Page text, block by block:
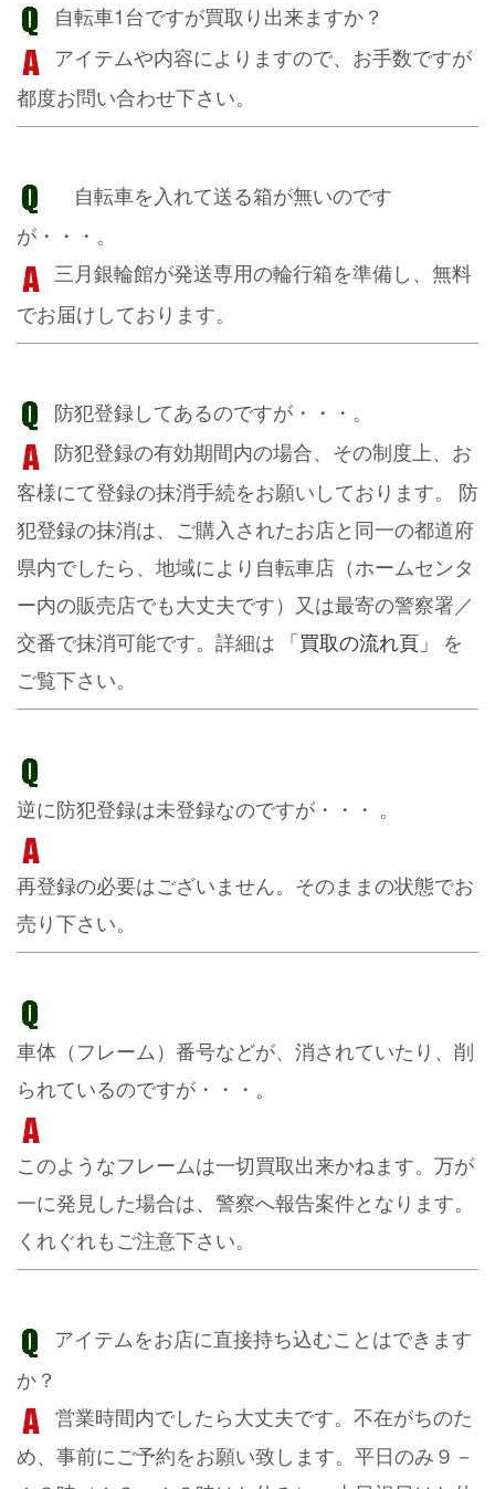
自転車1台ですが買取り出来ますか？
アイテムや内容によりますので、お手数ですが
都度お問い合わせ下さい。
自転車を入れて送る箱が無いのです
が・・・。
三月銀輪館が発送専用の輪行箱を準備し、無料
でお届けしております。
防犯登録してあるのですが・・・。
防犯登録の有効期間内の場合、その制度上、お
客様にて登録の抹消手続をお願いしております。
防
犯登録の抹消は、ご購入されたお店と同一の都道府
県内でしたら、地域により自転車店（ホームセンタ
ー内の販売店でも大丈夫です）又は最寄の警察署／
交番で抹消可能です。詳細は 「買取の流れ頁」
を
ご覧下さい。
逆に防犯登録は未登録なのですが・・・ 。
再登録の必要はございません。そのままの状態でお
売り下さい。
車体（フレーム）番号などが、消されていたり、削
られているのですが・・・。
このようなフレームは一切買取出来かねます。万が
一に発見した場合は、警察へ報告案件となります。
くれぐれもご注意下さい。
アイテムをお店に直接持ち込むことはできます
か？
営業時間内でしたら大丈夫です。不在がちのた
め、事前にご予約をお願い致します。平日のみ９－